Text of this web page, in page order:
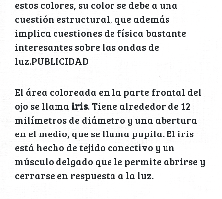
estos colores, su color se debe a una
cuestión estructural, que además
implica cuestiones de física bastante
interesantes sobre las ondas de
luz.PUBLICIDAD
El área coloreada en la parte frontal del
ojo se llama iris. Tiene alrededor de 12
milímetros de diámetro y una abertura
en el medio, que se llama pupila. El iris
está hecho de tejido conectivo y un
músculo delgado que le permite abrirse y
cerrarse en respuesta a la luz.